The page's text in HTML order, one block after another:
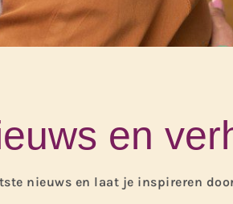
en
nieuws en laat je inspireren